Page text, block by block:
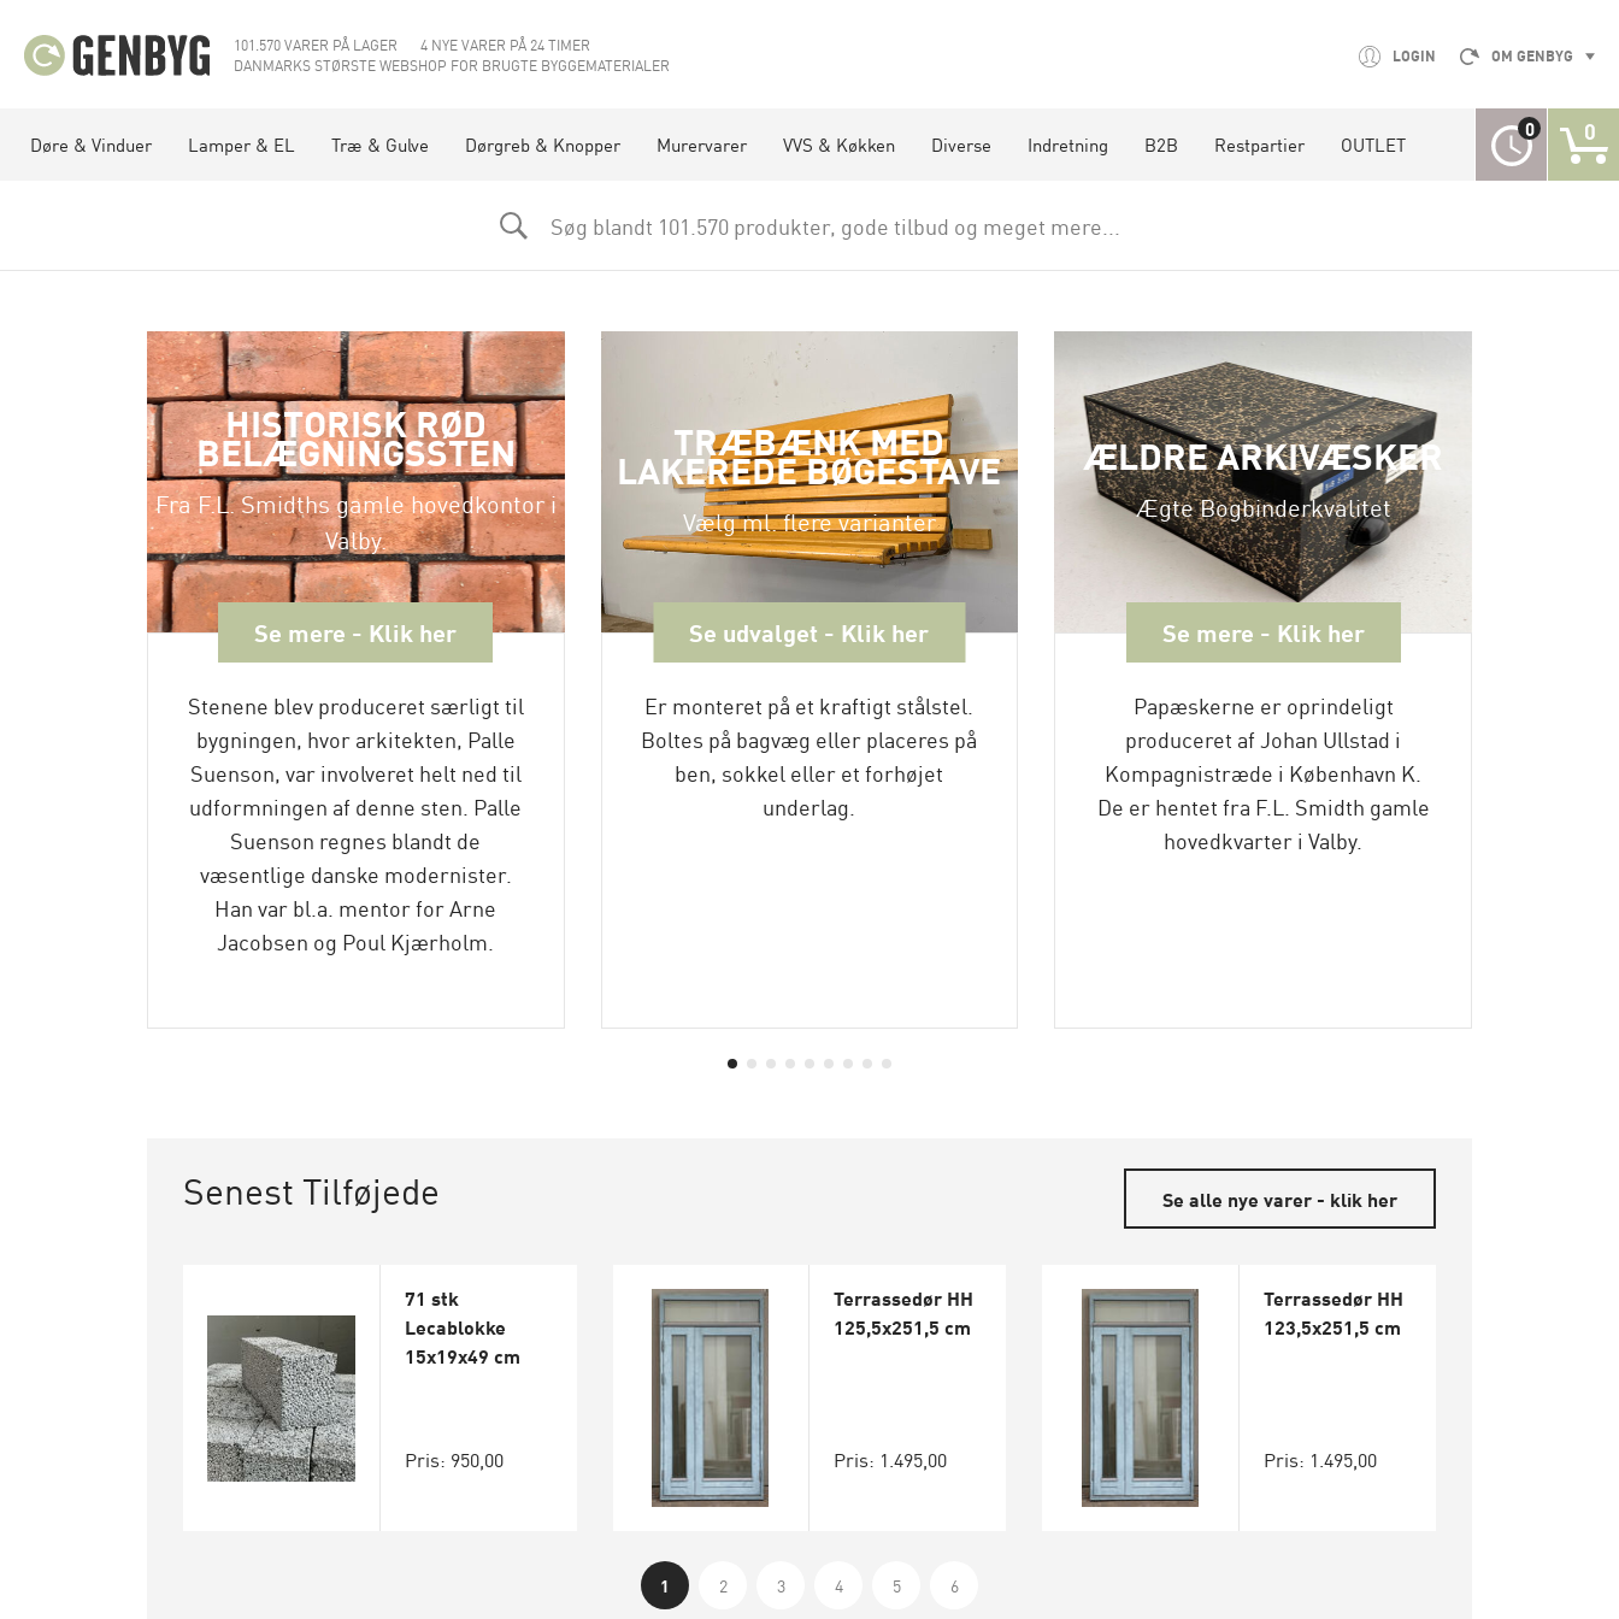
101.570 VARER PÅ LAGER
4 NYE VARER PÅ 24 TIMER
DANMARKS STØRSTE WEBSHOP FOR BRUGTE BYGGEMATERIALER
LOGIN OM GENBYG
Døre & Vinduer Lamper & EL Træ & Gulve Dørgreb & Knopper Murervarer VVS & Køkken Diverse Indretning B2B Restpartier OUTLET
0 0
Søg blandt 101.570 produkter, gode tilbud og meget mere...
HISTORISK RØD
BELÆGNINGSSTEN
Fra F.L. Smidths gamle hovedkontor i
Valby.
Se mere - Klik her
Stenene blev produceret særligt til
bygningen, hvor arkitekten, Palle
Suenson, var involveret helt ned til
udformningen af denne sten. Palle
Suenson regnes blandt de
væsentlige danske modernister.
Han var bl.a. mentor for Arne
Jacobsen og Poul Kjærholm.
TRÆBÆNK MED
LAKEREDE BØGESTAVE
Vælg ml. flere varianter
Se udvalget - Klik her
Er monteret på et kraftigt stålstel.
Boltes på bagvæg eller placeres på
ben, sokkel eller et forhøjet
underlag.
ÆLDRE ARKIVÆSKER
Ægte Bogbinderkvalitet
Se mere - Klik her
Papæskerne er oprindeligt
produceret af Johan Ullstad i
Kompagnistræde i København K.
De er hentet fra F.L. Smidth gamle
hovedkvarter i Valby.
Senest Tilføjede Se alle nye varer - klik her
71 stk
Lecablokke
15x19x49 cm
Pris: 950,00
Terrassedør HH
125,5x251,5 cm
Pris: 1.495,00
Terrassedør HH
123,5x251,5 cm
Pris: 1.495,00
1 2 3 4 5 6